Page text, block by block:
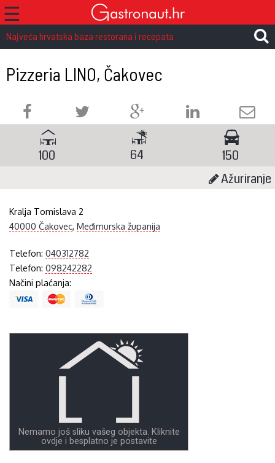
☰
Najveća hrvatska baza restorana i recepata
Pizzeria LINO, Čakovec
100 64
150
Ažuriranje
Kralja Tomislava 2
40000 Čakovec,Međimurska županija
Telefon:040312782
Telefon:098242282
Načini plaćanja:
Nemamo još sliku vašeg objekta. Kliknite
ovdje i besplatno je postavite